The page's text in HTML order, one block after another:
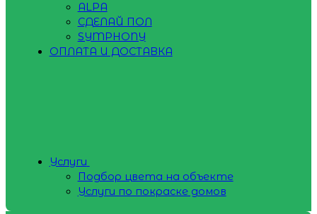
ALPA
СДЕЛАЙ ПОЛ
SYMPHONY
ОПЛАТА И ДОСТАВКА
Услуги
Подбор цвета на объекте
Услуги по покраске домов